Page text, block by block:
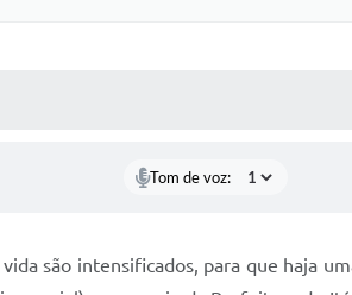
Tom de voz:
são intensificados, para que haja